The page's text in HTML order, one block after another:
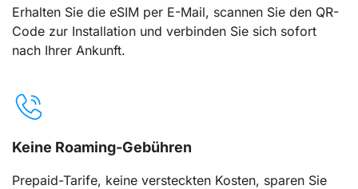
Erhalten Sie die eSIM per E-Mail, scannen Sie den QR-
Code zur Installation und verbinden Sie sich sofort
nach Ihrer Ankunft.
Keine Roaming-Gebühren
Prepaid-Tarife, keine versteckten Kosten, sparen Sie